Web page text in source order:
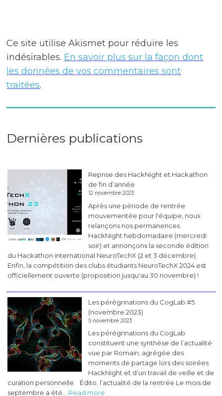
Ce site utilise Akismet pour réduire les
indésirables. En savoir plus sur la façon dont
les données de vos commentaires sont
traitées.
Dernières publications
Reprise des HackNight et Hackathon
de fin d’année
12 novembre 2023
Après une période de rentrée
mouvementée pour l'équipe, nous
relançons nos permanences
HackNight hebdomadaire (mercredi
soir) et annonçons la seconde édition
du Hackathon international NeuroTechX (2 et 3 décembre).
Enfin, la compétition des clubs étudiants NeuroTechX 2024 est
officiellement ouverte (proposition jusqu'au 30 novembre) !
Les pérégrinations du CogLab #5
(novembre 2023)
5 novembre 2023
Les pérégrinations du CogLab
constituent une synthèse de l’actualité
vue par Romain, agrégée des
moments de partage lors des soirées
HackNight et d’un travail de veille et de
curation personnelle. Édito, l’actualité de la rentrée Le mois de
septembre a été… Read more